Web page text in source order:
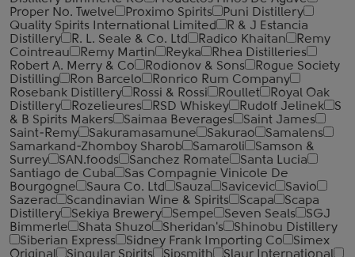
Proper No. Twelve
Proximo Spirits
Puni Distillery
Quality Spirits International Limited
R & J Estancia
Distillery
R. L. Seale & Co. Ltd Radico Khaitan
Remy
Cointreau
Remy Martin Reyka
Rhea Distilleries
Robert A. Merry & Co
Rodionov & Sons
Rogue Society
Distilling
Ron Barcelo
Ronrico Rum Company
Rosebank Distillery
Rossi & Rossi Roullet
Royal Oak
Distillery
Rozelieures RSD Whiskey Rudolf Jelinek
S
& B Spirits Makers
Saimaa Beverages
Saint James
Saint-Remy
Sakuramasamune Sakurao
Samalens
Samarkand-Zhomboy Sharob
Samaroli
Samson &
Surrey
SAN.foods Sanchez Romate
Santa Lucia
Santiago de Cuba
Sas Compagnie Vinicole De
Bourgogne
Saura Co. Ltd Sauza Savicevic
Savio
Sazerac
Scandinavian Wine & Spirits Scapa
Scapa
Distillery
Sekiya Brewery Sempe Seven Seals
SGJ
Bimmerle
Shata Shuzo Sheridan's
Shinobu Distillery
Siberian Express
Sidney Frank Importing Co
Simex